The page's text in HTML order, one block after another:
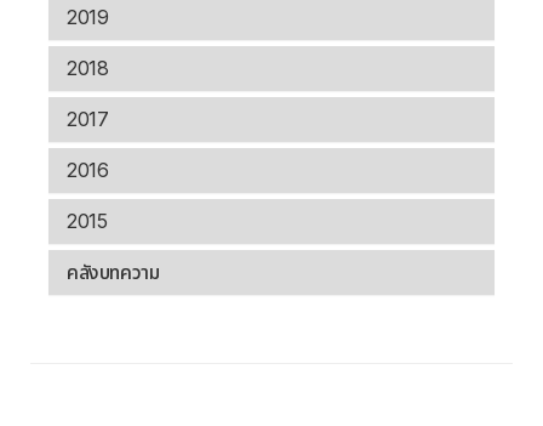
2019
2018
2017
2016
2015
คลังบทความ